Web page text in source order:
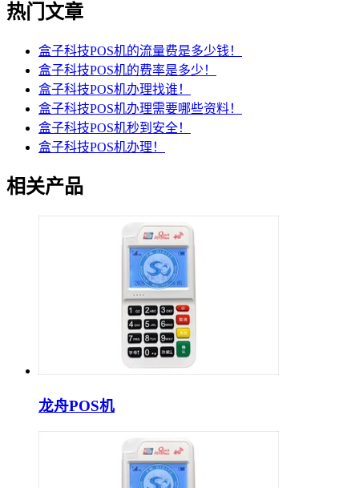
热门文章
盒子科技POS机的流量费是多少钱！
盒子科技POS机的费率是多少！
盒子科技POS机办理找谁！
盒子科技POS机办理需要哪些资料！
盒子科技POS机秒到安全！
盒子科技POS机办理！
相关产品
龙舟POS机